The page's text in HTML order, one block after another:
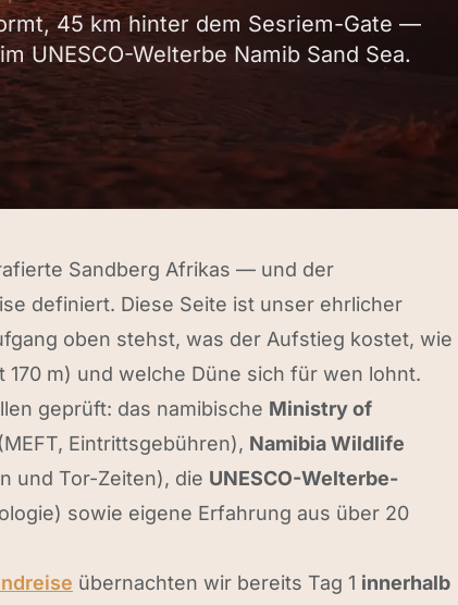
45 km hinter dem Sesriem-Gate —
UNESCO-Welterbe Namib Sand Sea.
Sandberg Afrikas — und der
definiert. Diese Seite ist unser ehrlicher
oben stehst, was der Aufstieg kostet, wie
m) und welche Düne sich für wen lohnt.
geprüft: das namibische Ministry of
(MEFT, Eintrittsgebühren), Namibia Wildlife
und Tor-Zeiten), die UNESCO-Welterbe-
sowie eigene Erfahrung aus über 20
übernachten wir bereits Tag 1 innerhalb